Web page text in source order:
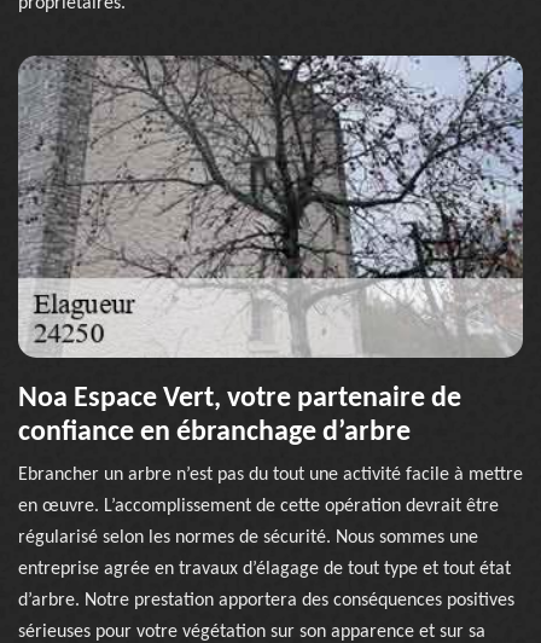
Noa Espace Vert, votre partenaire de
confiance en ébranchage d’arbre
Ebrancher un arbre n’est pas du tout une activité facile à mettre
en œuvre. L’accomplissement de cette opération devrait être
régularisé selon les normes de sécurité. Nous sommes une
entreprise agrée en travaux d’élagage de tout type et tout état
d’arbre. Notre prestation apportera des conséquences positives
sérieuses pour votre végétation sur son apparence et sur sa